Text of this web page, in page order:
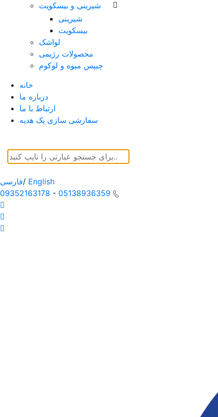
شیرینی و بیسکویت
شیرینی
بیسکویت
لواشک
محصولات رژیمی
چیپس میوه و لوکوم
خانه
درباره ما
ارتباط با ما
سفارشی سازی پک هدیه
فارسی/ English
09352163178 - 05138936359